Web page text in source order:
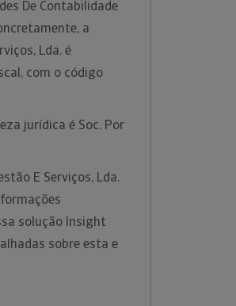
De Contabilidade
a
Lda. é
com o código
jurídica é Soc. Por
E Serviços, Lda.
solução Insight
sobre esta e